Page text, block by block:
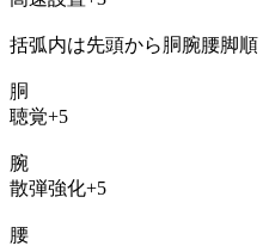
括弧内は先頭から胴腕腰脚順
胴
聴覚+5
腕
散弾強化+5
腰